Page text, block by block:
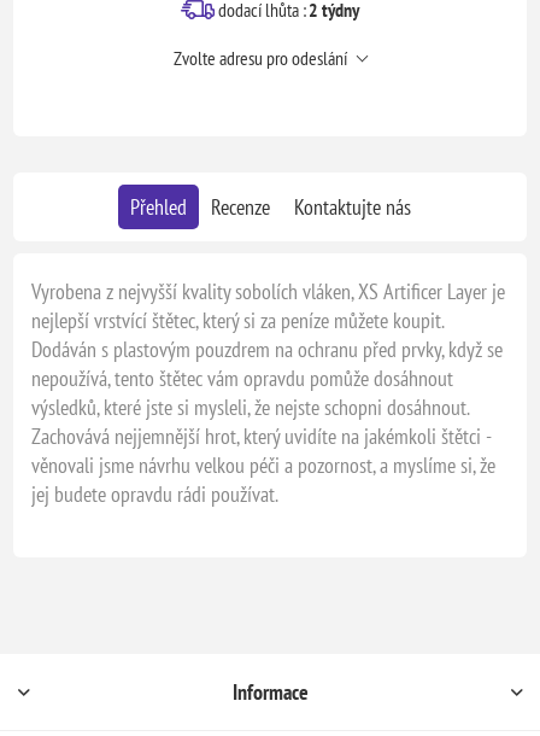
dodací lhůta :2 týdny
Zvolte adresu pro odeslání
Přehled Recenze Kontaktujte nás
Vyrobena z nejvyšší kvality sobolích vláken, XS Artificer Layer je
nejlepší vrstvící štětec, který si za peníze můžete koupit.
Dodáván s plastovým pouzdrem na ochranu před prvky, když se
nepoužívá, tento štětec vám opravdu pomůže dosáhnout
výsledků, které jste si mysleli, že nejste schopni dosáhnout.
Zachovává nejjemnější hrot, který uvidíte na jakémkoli štětci -
věnovali jsme návrhu velkou péči a pozornost, a myslíme si, že
jej budete opravdu rádi používat.
Informace